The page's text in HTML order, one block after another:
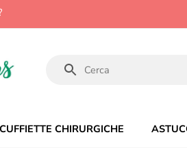
CUFFIETTE CHIRURGICHE